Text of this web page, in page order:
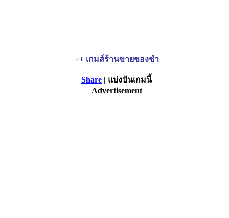
++ เกมส์ร้านขายของชำ
Share | แบ่งปันเกมนี้
Advertisement